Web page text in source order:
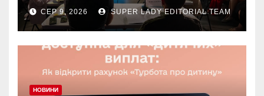
СЕР 9, 2026 SUPER LADY EDITORIAL TEAM
НОВИНИ